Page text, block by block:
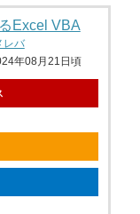
Excel VBA
レバ
年08月21日頃